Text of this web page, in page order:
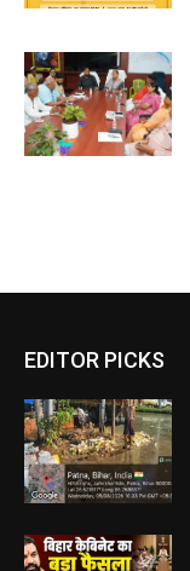
EDITOR PICKS